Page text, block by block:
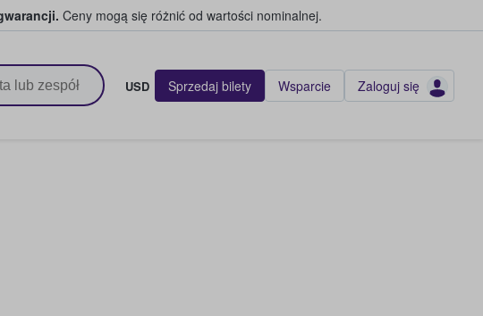
Ceny mogą się różnić od wartości nominalnej.
USD Sprzedaj bilety Wsparcie Zaloguj się